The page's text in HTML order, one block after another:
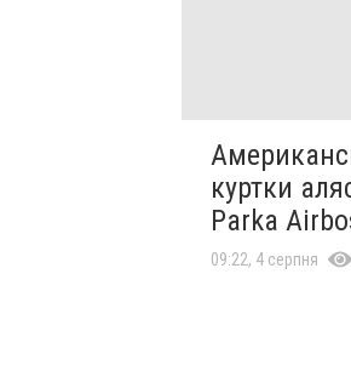
куртки
Parka
09:22, 4 серпня